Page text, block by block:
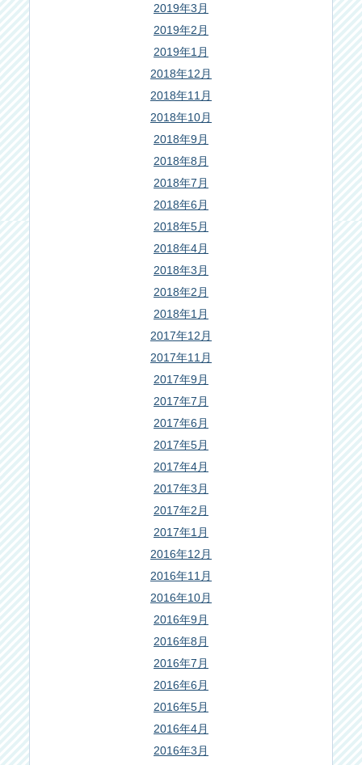
2019年3月
2019年2月
2019年1月
2018年12月
2018年11月
2018年10月
2018年9月
2018年8月
2018年7月
2018年6月
2018年5月
2018年4月
2018年3月
2018年2月
2018年1月
2017年12月
2017年11月
2017年9月
2017年7月
2017年6月
2017年5月
2017年4月
2017年3月
2017年2月
2017年1月
2016年12月
2016年11月
2016年10月
2016年9月
2016年8月
2016年7月
2016年6月
2016年5月
2016年4月
2016年3月